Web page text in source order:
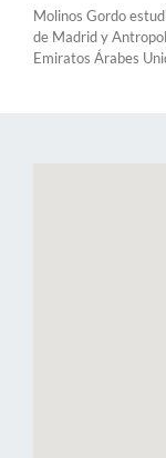
Molinos Gordo
de Madrid y
Emiratos Árabes